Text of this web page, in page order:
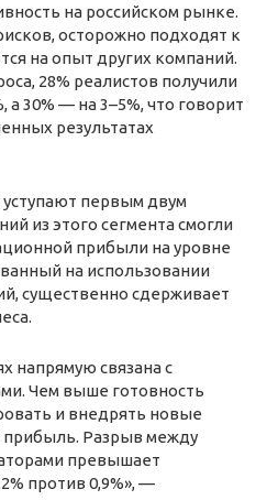
на российском рынке.
осторожно подходят к
на опыт других компаний.
28% реалистов получили
а 30% — на 3–5%, что говорит
результатах
первым двум
из этого сегмента смогли
прибыли на уровне
на использовании
существенно сдерживает
напрямую связана с
Чем выше готовность
и внедрять новые
прибыль. Разрыв между
превышает
против 0,9%», —